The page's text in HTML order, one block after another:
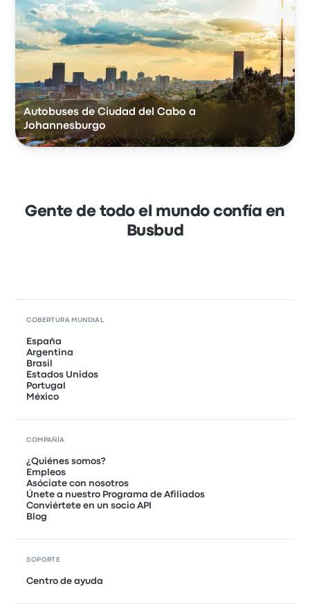
Autobuses de Ciudad del Cabo a
Johannesburgo
Gente de todo el mundo confía en
Busbud
COBERTURA MUNDIAL
España
Argentina
Brasil
Estados Unidos
Portugal
México
COMPAÑÍA
¿Quiénes somos?
Empleos
Asóciate con nosotros
Únete a nuestro Programa de Afiliados
Conviértete en un socio API
Blog
SOPORTE
Centro de ayuda